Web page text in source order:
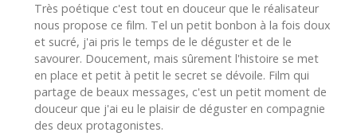
Très poétique c'est tout en douceur que le réalisateur
nous propose ce film. Tel un petit bonbon à la fois doux
et sucré, j'ai pris le temps de le déguster et de le
savourer. Doucement, mais sûrement l'histoire se met
en place et petit à petit le secret se dévoile. Film qui
partage de beaux messages, c'est un petit moment de
douceur que j'ai eu le plaisir de déguster en compagnie
des deux protagonistes.